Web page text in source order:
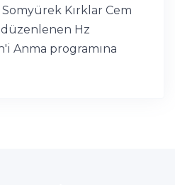
Kırklar Cem
Hz
Anma programına